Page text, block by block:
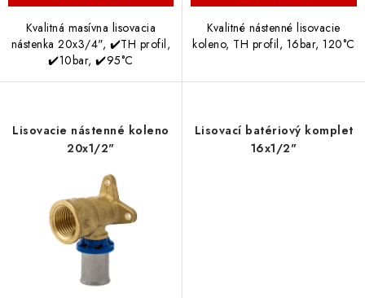
Kvalitná masívna lisovacia
nástenka 20x3/4", ✔️TH profil,
✔️10bar, ✔️95°C
Kvalitné nástenné lisovacie
koleno, TH profil, 16bar, 120°C
Lisovacie nástenné koleno
20x1/2"
Lisovací batériový komplet
16x1/2"